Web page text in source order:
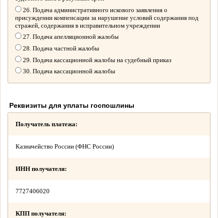
26. Подача административного искового заявления о
присуждении компенсации за нарушение условий содержания под
стражей, содержания в исправительном учреждении
27. Подача апелляционной жалобы
28. Подача частной жалобы
29. Подача кассационной жалобы на судебный приказ
30. Подача кассационной жалобы
Реквизиты для уплаты госпошлины
Получатель платежа:
Казначейство России (ФНС России)
ИНН получателя:
7727406020
КПП получателя: